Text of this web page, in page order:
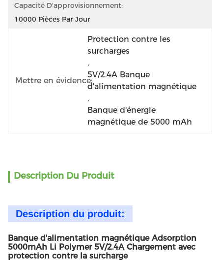
Capacité D'approvisionnement:
10000 Pièces Par Jour
Mettre en évidence:
Protection contre les
surcharges
,
5V/2.4A Banque
d'alimentation magnétique
,
Banque d'énergie
magnétique de 5000 mAh
Description Du Produit
Description du produit:
Banque d'alimentation magnétique Adsorption
5000mAh Li Polymer 5V/2.4A Chargement avec
protection contre la surcharge